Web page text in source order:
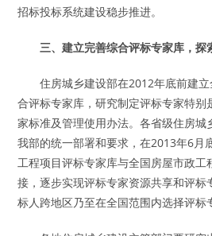
招标投标系统建设稳步推进。
三、建立完善综合评标专家库，探
住房城乡建设部在2012年底前建立
合评标专家库，研究制定评标专家特别
家标准及管理使用办法。各省级住房城
我部的统一部署和要求，在2013年6月
工程项目评标专家库与全国房屋市政工
接，逐步实现评标专家资源共享和评标
标人跨地区乃至在全国范围内选择评标